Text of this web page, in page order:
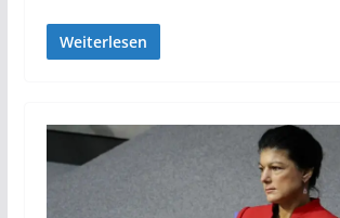
Weiterlesen